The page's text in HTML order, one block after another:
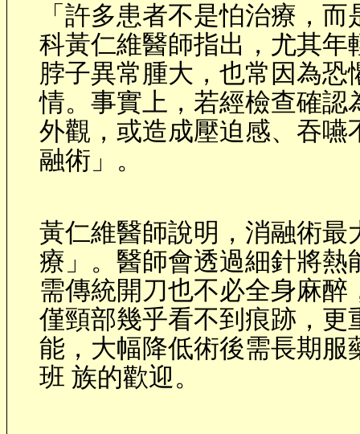
「許多患者不是怕治療，
科黃仁維醫師指出，尤其
脖子異常腫大，也常因為
情。事實上，若經檢查確
外觀，或造成壓迫感、吞
融術」。
黃仁維醫師說明，消融術
療」。醫師會透過細針將
需傳統開刀也不必全身麻
僅頸部幾乎看不到痕跡，
能，大幅降低術後需長期
班 族的歡迎。